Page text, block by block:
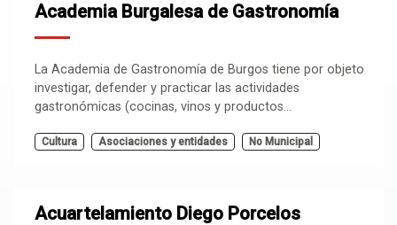
Academia Burgalesa de Gastronomía
La Academia de Gastronomía de Burgos tiene por objeto
investigar, defender y practicar las actividades
gastronómicas (cocinas, vinos y productos...
Cultura Asociaciones y entidades No Municipal
Acuartelamiento Diego Porcelos